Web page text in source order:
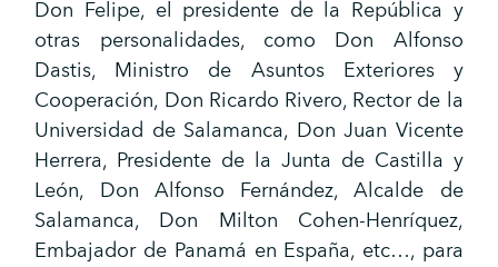
Don Felipe, el presidente de la República y
otras personalidades, como Don Alfonso
Dastis, Ministro de Asuntos Exteriores y
Cooperación, Don Ricardo Rivero, Rector de la
Universidad de Salamanca, Don Juan Vicente
Herrera, Presidente de la Junta de Castilla y
León, Don Alfonso Fernández, Alcalde de
Salamanca, Don Milton Cohen-Henríquez,
Embajador de Panamá en España, etc…, para